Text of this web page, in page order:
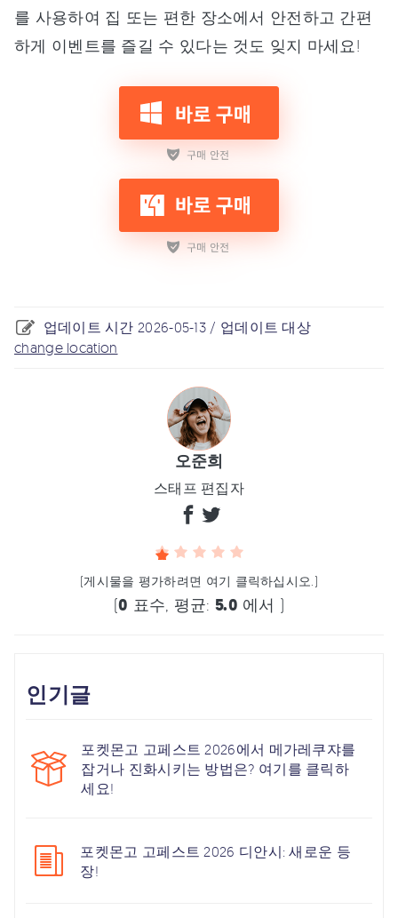
를 사용하여 집 또는 편한 장소에서 안전하고 간편
하게 이벤트를 즐길 수 있다는 것도 잊지 마세요!
업데이트 시간 2026-05-13 / 업데이트 대상
change location
오준희
스태프 편집자
(게시물을 평가하려면 여기 클릭하십시오.)
(0 표수, 평균: 5.0 에서 )
인기글
포켓몬고 고페스트 2026에서 메가레쿠쟈를
잡거나 진화시키는 방법은? 여기를 클릭하
세요!
포켓몬고 고페스트 2026 디안시: 새로운 등
장!